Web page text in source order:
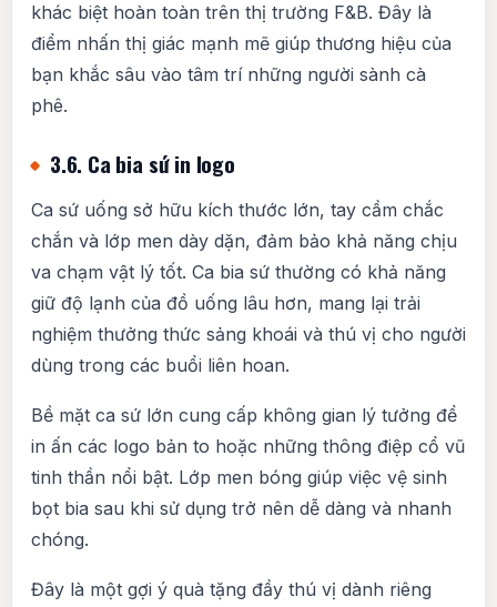
khác biệt hoàn toàn trên thị trường F&B. Đây là
điểm nhấn thị giác mạnh mẽ giúp thương hiệu của
bạn khắc sâu vào tâm trí những người sành cà
phê.
3.6. Ca bia sứ in logo
Ca sứ uống sở hữu kích thước lớn, tay cầm chắc
chắn và lớp men dày dặn, đảm bảo khả năng chịu
va chạm vật lý tốt. Ca bia sứ thường có khả năng
giữ độ lạnh của đồ uống lâu hơn, mang lại trải
nghiệm thưởng thức sảng khoái và thú vị cho người
dùng trong các buổi liên hoan.
Bề mặt ca sứ lớn cung cấp không gian lý tưởng để
in ấn các logo bản to hoặc những thông điệp cổ vũ
tinh thần nổi bật. Lớp men bóng giúp việc vệ sinh
bọt bia sau khi sử dụng trở nên dễ dàng và nhanh
chóng.
Đây là một gợi ý quà tặng đầy thú vị dành riêng